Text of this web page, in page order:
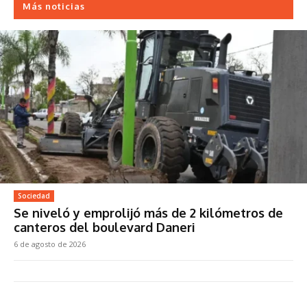
Más noticias
Sociedad
Se niveló y emprolijó más de 2 kilómetros de
canteros del boulevard Daneri
6 de agosto de 2026